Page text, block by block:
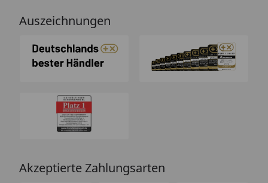
Auszeichnungen
Akzeptierte Zahlungsarten